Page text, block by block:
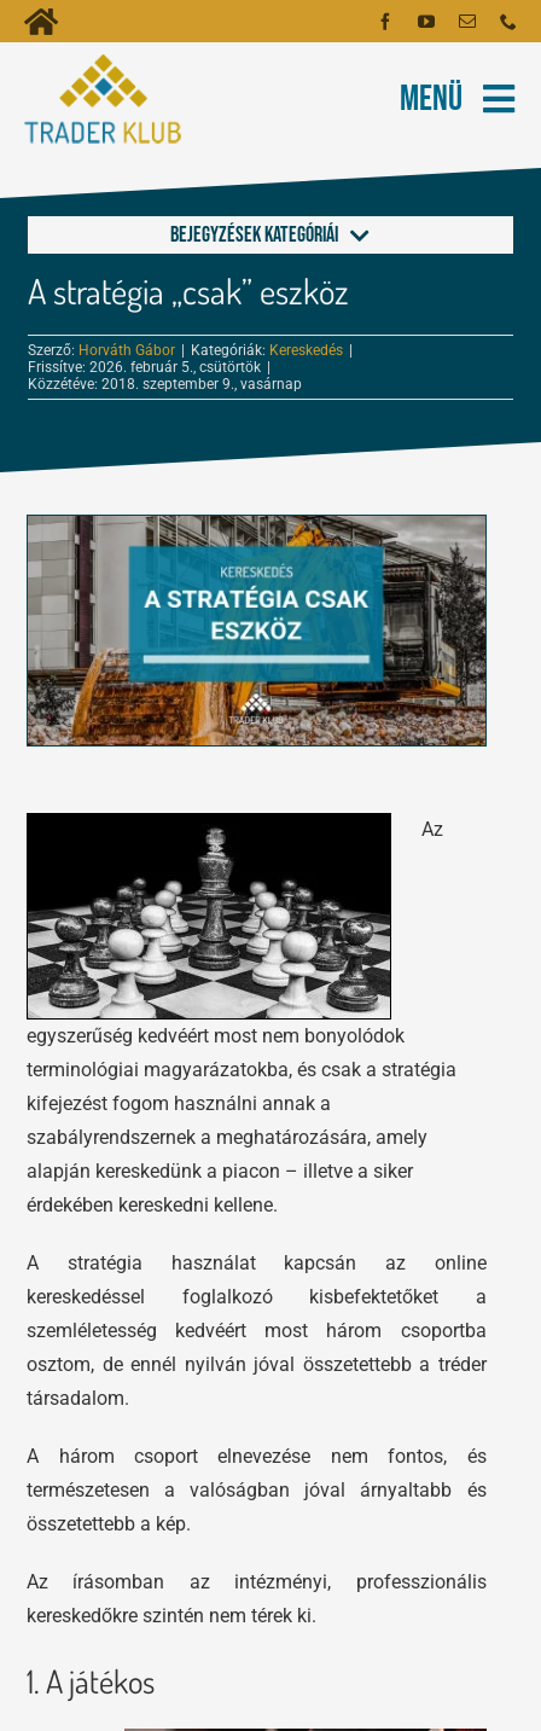
Kihagyás
Toggle
Navigation
Kezdőoldal
Fiókom
Menü
Oktatóanyagok
Tartalmak
Képzés
Robotok
Tőzsdeklub
Adósegéd
Bejegyzések kategóriái
Alapok a kereskedéshez
FOREX és tőzsde leckék
Tőzsdepszichológia
Előadások
Képzések
Robotok
Segítség és támogatás
A stratégia „csak” eszköz
Szerző: Horváth Gábor Kategóriák: Kereskedés
Frissítve: 2026. február 5., csütörtök
Közzétéve: 2018. szeptember 9., vasárnap
Az
egyszerűség kedvéért most nem bonyolódok
terminológiai magyarázatokba, és csak a stratégia
kifejezést fogom használni annak a
szabályrendszernek a meghatározására, amely
alapján kereskedünk a piacon – illetve a siker
érdekében kereskedni kellene.
A stratégia használat kapcsán az online
kereskedéssel foglalkozó kisbefektetőket a
szemléletesség kedvéért most három csoportba
osztom, de ennél nyilván jóval összetettebb a tréder
társadalom.
A három csoport elnevezése nem fontos, és
természetesen a valóságban jóval árnyaltabb és
összetettebb a kép.
Az írásomban az intézményi, professzionális
kereskedőkre szintén nem térek ki.
1. A játékos